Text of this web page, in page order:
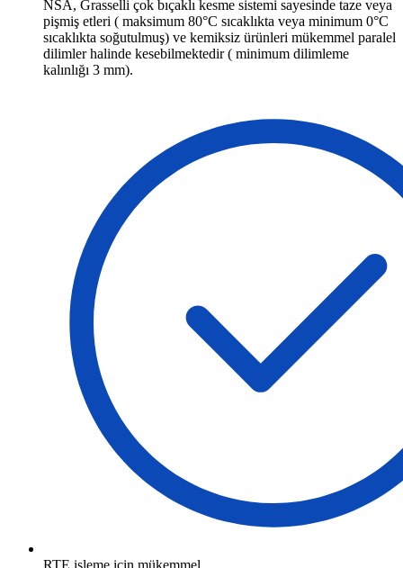
NSA, Grasselli çok bıçaklı kesme sistemi sayesinde taze veya
pişmiş etleri ( maksimum 80°C sıcaklıkta veya minimum 0°C
sıcaklıkta soğutulmuş) ve kemiksiz ürünleri mükemmel paralel
dilimler halinde kesebilmektedir ( minimum dilimleme
kalınlığı 3 mm).
RTE işleme için mükemmel